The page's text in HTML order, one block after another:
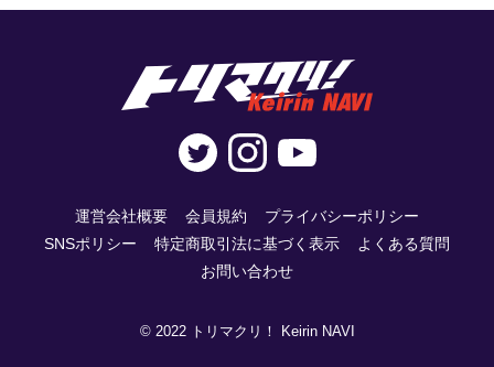
運営会社概要 会員規約
プライバシーポリシー
SNSポリシー
特定商取引法に基づく表示
よくある質問
お問い合わせ
© 2022 トリマクリ！ Keirin NAVI